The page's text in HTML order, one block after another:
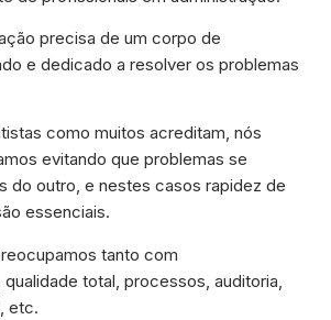
precisa de um corpo de
e dedicado a resolver os problemas
como muitos acreditam, nós
evitando que problemas se
do outro, e nestes casos rapidez de
essenciais.
tanto com
total, processos, auditoria,
etc.